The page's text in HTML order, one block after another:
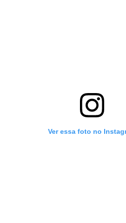
Ver essa foto no